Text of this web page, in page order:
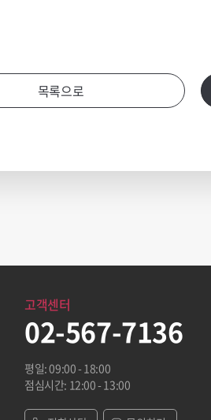
목록으로
고객센터
02-567-7136
평일: 09:00 - 18:00
점심시간: 12:00 - 13:00